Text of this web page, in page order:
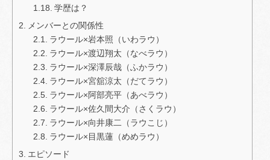
学歴は？
メンバーとの関係性
ラウール×岩本照（いわラウ）
ラウール×渡辺翔太（なべラウ）
ラウール×深澤辰哉（ふかラウ）
ラウール×宮舘涼太（だてラウ）
ラウール×阿部亮平（あべラウ）
ラウール×佐久間大介（さくラウ）
ラウール×向井康二（ラウこじ）
ラウール×目黒蓮（めめラウ）
エピソード